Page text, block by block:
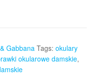
Gabbana Tags: okulary
okularowe damskie,